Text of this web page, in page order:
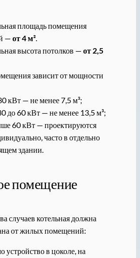
площадь помещения
— от 4 м².
высота потолков — от 2,5
зависит от мощности
кВт — не менее 7,5 м³;
до 60 кВт — не менее 13,5 м³;
60 кВт — проектируются
часто в отдельно
здании.
помещение
случаев котельная должна
от жилых помещений:
устройство в цоколе, на